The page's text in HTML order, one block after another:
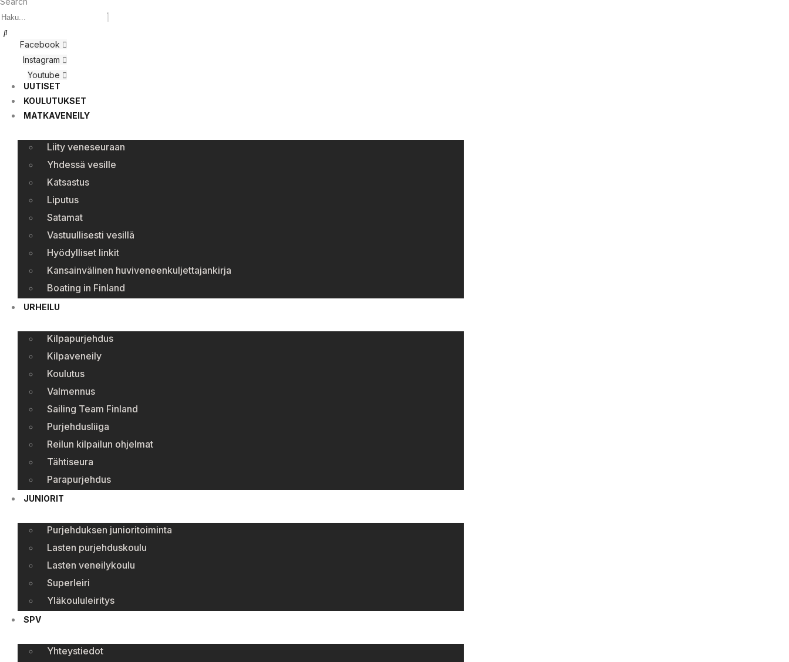
Facebook
Instagram
Youtube
UUTISET
KOULUTUKSET
MATKAVENEILY
Liity veneseuraan
Yhdessä vesille
Katsastus
Liputus
Satamat
Vastuullisesti vesillä
Hyödylliset linkit
Kansainvälinen huviveneenkuljettajankirja
Boating in Finland
URHEILU
Kilpapurjehdus
Kilpaveneily
Koulutus
Valmennus
Sailing Team Finland
Purjehdusliiga
Reilun kilpailun ohjelmat
Tähtiseura
Parapurjehdus
JUNIORIT
Purjehduksen junioritoiminta
Lasten purjehduskoulu
Lasten veneilykoulu
Superleiri
Yläkoululeiritys
SPV
Yhteystiedot